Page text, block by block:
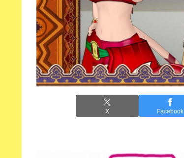
X Facebook